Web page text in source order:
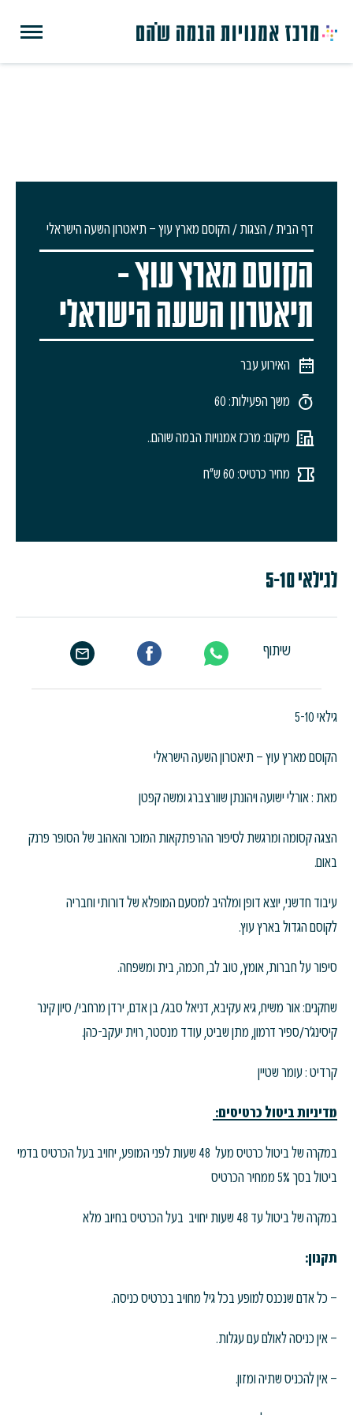
דף הבית/הצגות/הקוסם מארץ עוץ – תיאטרון השעה הישראלי
הקוסם מארץ עוץ –
תיאטרון השעה הישראלי
האירוע עבר
משך הפעילות: 60
מיקום: מרכז אמנויות הבמה שוהם..
מחיר כרטיס: 60 ש"ח
לגילאי 5-10
שיתוף
גילאי 5-10
הקוסם מארץ עוץ – תיאטרון השעה הישראלי
מאת : אורלי ישועה ויהונתן שוורצברג ומשה קפטן
הצגה קסומה ומרגשת לסיפור ההרפתקאות המוכר והאהוב של הסופר פרנק
באום.
עיבוד חדשני, יוצא דופן ומלהיב למסעם המופלא של דורותי וחבריה
לקוסם הגדול בארץ עוץ.
סיפור על חברות, אומץ, טוב לב, חכמה, בית ומשפחה.
שחקנים: אור משיח, גיא עקיבא, דניאל סבג/ בן אדם, ירדן מרחבי/ סיון קינר
קיסינג'ר/ספיר דרמון, מתן שביט, עודד מנסטר, רוית יעקב-כהן.
קרדיט : עומר שטיין
מדיניות ביטול כרטיסים:
במקרה של ביטול כרטיס מעל 48 שעות לפני המופע, יחויב בעל הכרטיס בדמי
ביטול בסך 5% ממחיר הכרטיס
במקרה של ביטול עד 48 שעות יחויב בעל הכרטיס בחיוב מלא
תקנון:
– כל אדם שנכנס למופע בכל גיל מחויב בכרטיס כניסה.
– אין כניסה לאולם עם עגלות.
– אין להכניס שתיה ומזון.